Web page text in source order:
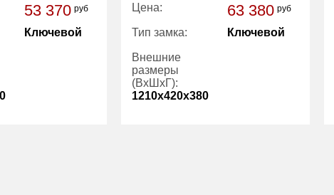
53 370 руб
Ключевой
Цена: 63 380 руб
Тип замка: Ключевой
Внешние
размеры
(ВхШхГ):
1210x420x380